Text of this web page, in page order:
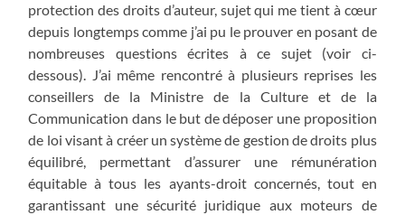
protection des droits d’auteur, sujet qui me tient à cœur
depuis longtemps comme j’ai pu le prouver en posant de
nombreuses questions écrites à ce sujet (voir ci-
dessous). J’ai même rencontré à plusieurs reprises les
conseillers de la Ministre de la Culture et de la
Communication dans le but de déposer une proposition
de loi visant à créer un système de gestion de droits plus
équilibré, permettant d’assurer une rémunération
équitable à tous les ayants-droit concernés, tout en
garantissant une sécurité juridique aux moteurs de